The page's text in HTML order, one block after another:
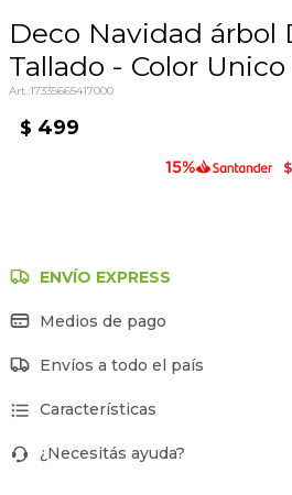
Deco Navidad árbol
Tallado - Color Unico
17335665417000
$ 499
$
ENVÍO EXPRESS
Medios de pago
Envíos a todo el país
Características
¿Necesitás ayuda?